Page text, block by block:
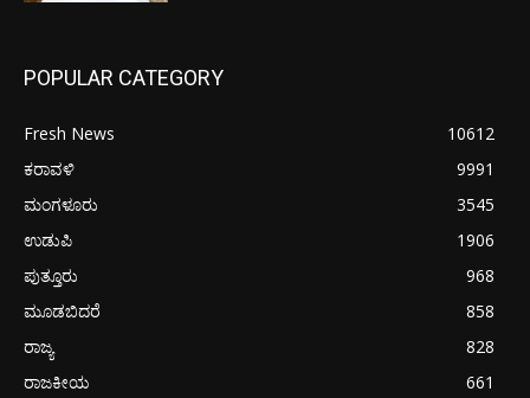
POPULAR CATEGORY
Fresh News
10612
ಕರಾವಳಿ
9991
ಮಂಗಳೂರು
3545
ಉಡುಪಿ
1906
ಪುತ್ತೂರು
968
ಮೂಡಬಿದರೆ
858
ರಾಜ್ಯ
828
ರಾಜಕೀಯ
661